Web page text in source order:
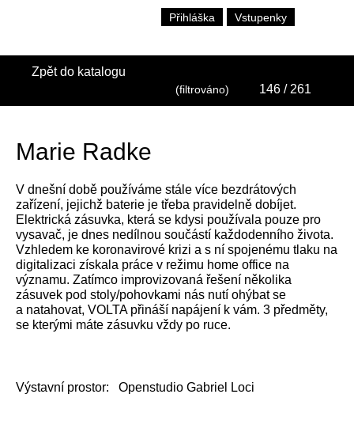
Přihláška Vstupenky
Zpět do katalogu
(filtrováno) 146 / 261
Marie Radke
V dnešní době používáme stále více bezdrátových
zařízení, jejichž baterie je třeba pravidelně dobíjet.
Elektrická zásuvka, která se kdysi používala pouze pro
vysavač, je dnes nedílnou součástí každodenního života.
Vzhledem ke koronavirové krizi a s ní spojenému tlaku na
digitalizaci získala práce v režimu home office na
významu. Zatímco improvizovaná řešení několika
zásuvek pod stoly/pohovkami nás nutí ohýbat se
a natahovat, VOLTA přináší napájení k vám. 3 předměty,
se kterými máte zásuvku vždy po ruce.
Výstavní prostor: Openstudio Gabriel Loci